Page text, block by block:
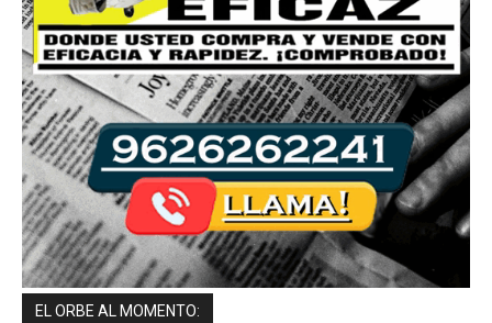
EL ORBE AL MOMENTO: